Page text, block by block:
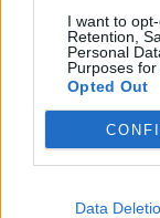
I want to
Retention,
Personal
Purposes for
Opted Out
Data